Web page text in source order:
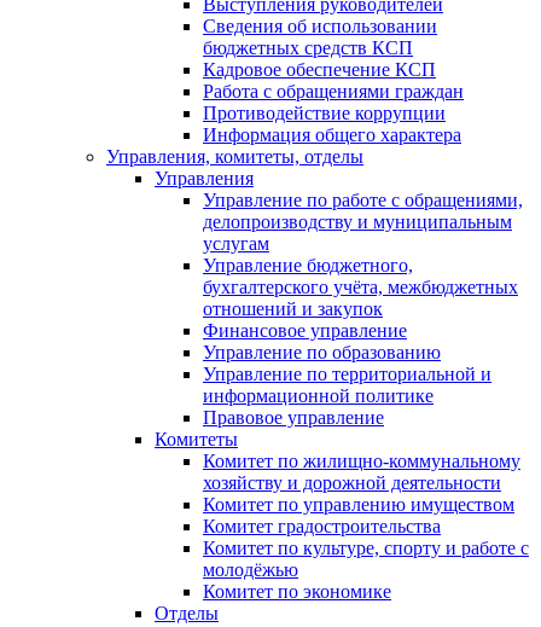
Выступления руководителей
Сведения об использовании
бюджетных средств КСП
Кадровое обеспечение КСП
Работа с обращениями граждан
Противодействие коррупции
Информация общего характера
Управления, комитеты, отделы
Управления
Управление по работе с обращениями,
делопроизводству и муниципальным
услугам
Управление бюджетного,
бухгалтерского учёта, межбюджетных
отношений и закупок
Финансовое управление
Управление по образованию
Управление по территориальной и
информационной политике
Правовое управление
Комитеты
Комитет по жилищно-коммунальному
хозяйству и дорожной деятельности
Комитет по управлению имуществом
Комитет градостроительства
Комитет по культуре, спорту и работе с
молодёжью
Комитет по экономике
Отделы